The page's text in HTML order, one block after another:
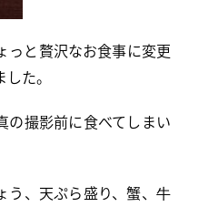
と贅沢なお食事に変更
た。
の撮影前に食べてしまい
う、天ぷら盛り、蟹、牛